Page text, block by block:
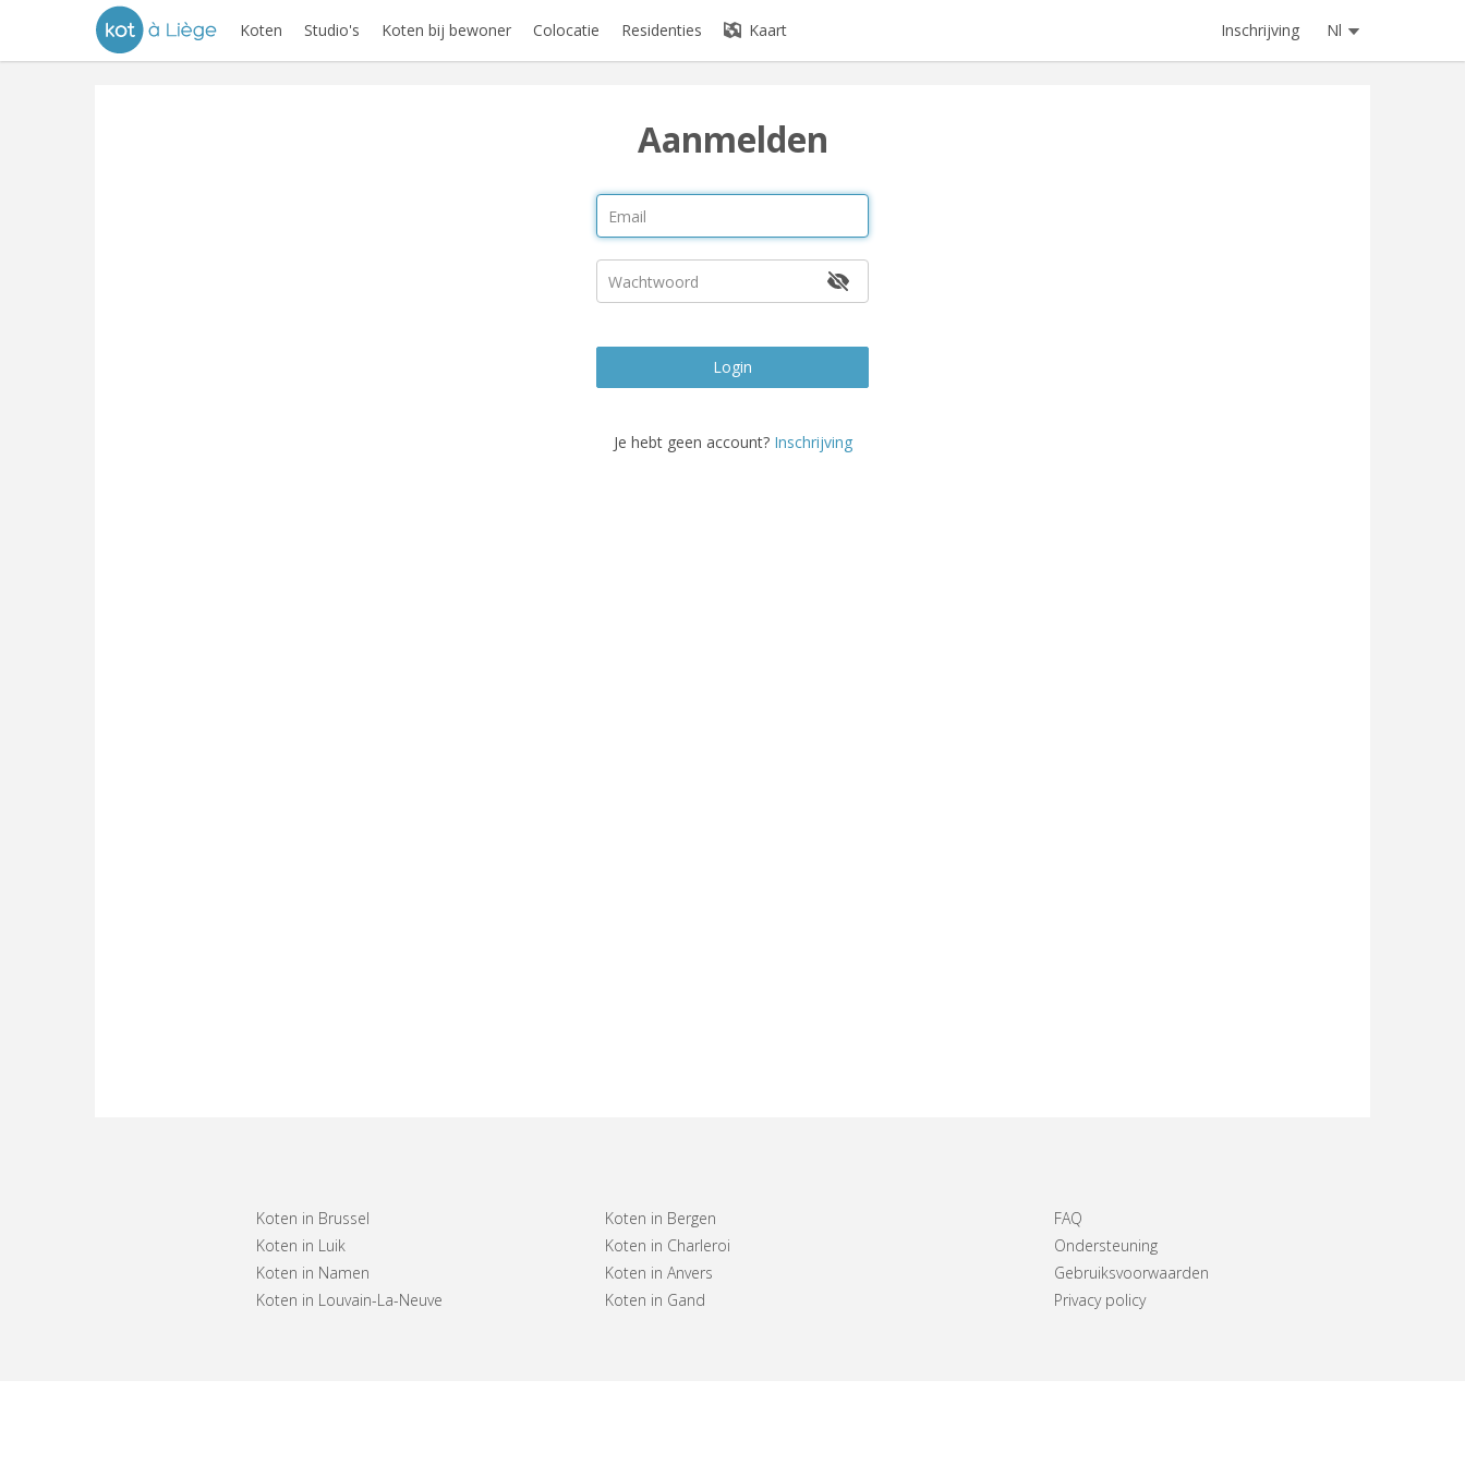
Koten Studio's Koten bij bewoner Colocatie Residenties Kaart Inschrijving Nl
Aanmelden
Login
Je hebt geen account? Inschrijving
Koten in Brussel
Koten in Luik
Koten in Namen
Koten in Louvain-La-Neuve
Koten in Bergen
Koten in Charleroi
Koten in Anvers
Koten in Gand
FAQ
Ondersteuning
Gebruiksvoorwaarden
Privacy policy